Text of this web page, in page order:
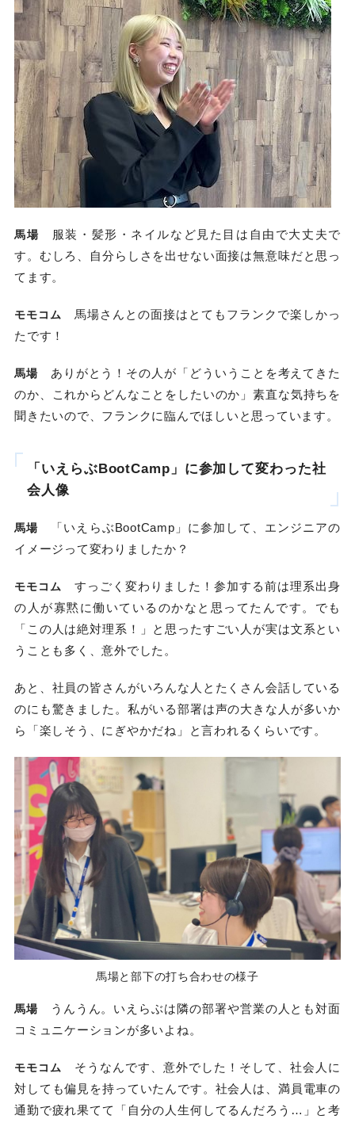
馬場 服装・髪形・ネイルなど見た目は自由で大丈夫で
す。むしろ、自分らしさを出せない面接は無意味だと思っ
てます。
モモコム
馬場さんとの面接はとてもフランクで楽しかっ
たです！
馬場ありがとう！その人が「どういうことを考えてきた
のか、これからどんなことをしたいのか」素直な気持ちを
聞きたいので、フランクに臨んでほしいと思っています。
「いえらぶBootCamp」に参加して変わった社
会人像
馬場 「いえらぶBootCamp」に参加して、エンジニアの
イメージって変わりましたか？
モモコム
すっごく変わりました！参加する前は理系出身
の人が寡黙に働いているのかなと思ってたんです。でも
「この人は絶対理系！」と思ったすごい人が実は文系とい
うことも多く、意外でした。
あと、社員の皆さんがいろんな人とたくさん会話している
のにも驚きました。私がいる部署は声の大きな人が多いか
ら「楽しそう、にぎやかだね」と言われるくらいです。
馬場と部下の打ち合わせの様子
馬場うんうん。いえらぶは隣の部署や営業の人とも対面
コミュニケーションが多いよね。
モモコム
そうなんです、意外でした！そして、社会人に
対しても偏見を持っていたんです。社会人は、満員電車の
通勤で疲れ果てて「自分の人生何してるんだろう…」と考